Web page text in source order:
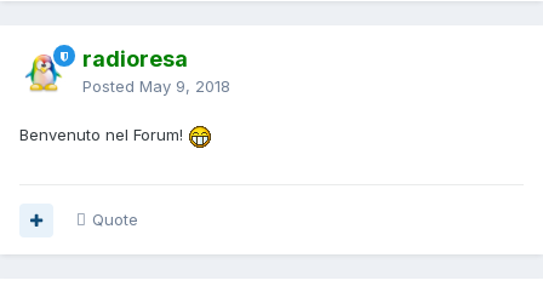
radioresa
Posted May 9, 2018
Benvenuto nel Forum!
Quote